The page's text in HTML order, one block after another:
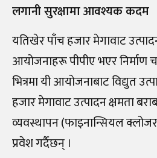
लगानी सुरक्षामा आवश्यक कदम
यतिखेर पाँच हजार मेगावाट
आयोजनाहरू पीपीए भएर निर्माण
भित्रमा यी आयोजनाबाट विद्युत
हजार मेगावाट उत्पादन क्षमता
व्यवस्थापन (फाइनान्सियल
प्रवेश गर्दैछन् ।